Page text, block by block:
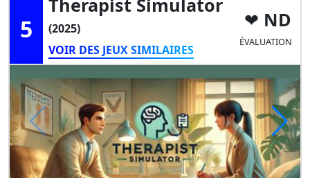
5
(2025)
VOIR DES JEUX SIMILAIRES
ND
ÉVALUATION